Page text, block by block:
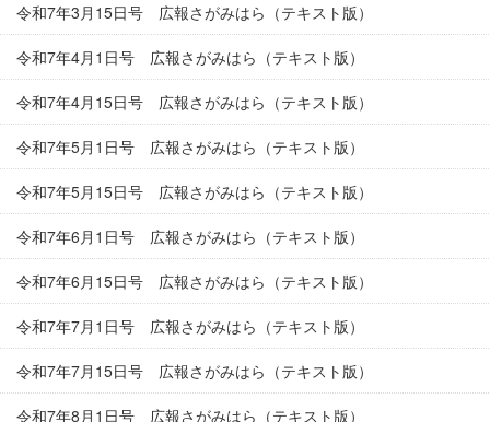
令和7年3月15日号 広報さがみはら（テキスト版）
令和7年4月1日号 広報さがみはら（テキスト版）
令和7年4月15日号 広報さがみはら（テキスト版）
令和7年5月1日号 広報さがみはら（テキスト版）
令和7年5月15日号 広報さがみはら（テキスト版）
令和7年6月1日号 広報さがみはら（テキスト版）
令和7年6月15日号 広報さがみはら（テキスト版）
令和7年7月1日号 広報さがみはら（テキスト版）
令和7年7月15日号 広報さがみはら（テキスト版）
令和7年8月1日号 広報さがみはら（テキスト版）